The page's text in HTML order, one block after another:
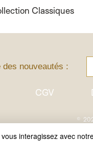
Classiques
des nouveautés :
CGV
©
interagissez avec